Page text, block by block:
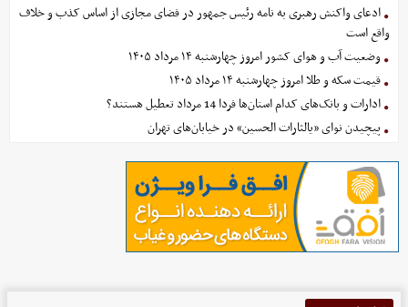
ادعای واکنش رهبری به نامه رئیس جمهور در فضای مجازی از اساس کذب و خلاف
واقع است
وضعیت آب و هوای کشور امروز چهارشنبه ۱۴ مرداد ۱۴۰۵
قیمت سکه و طلا امروز چهارشنبه ۱۴ مرداد ۱۴۰۵
ادارات و بانک‌های کدام استان‌ها فردا 14 مرداد تعطیل هستند؟
پیچیدن نوای «یالثارات الحسین» در خیابان‌های تهران